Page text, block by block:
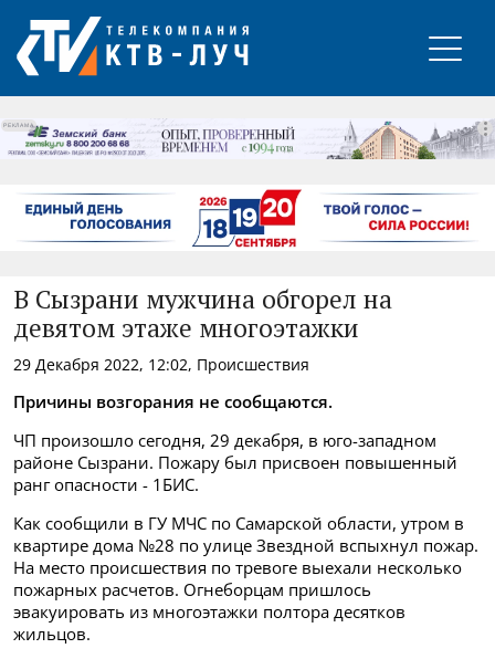
РЕКЛАМА
В Сызрани мужчина обгорел на
девятом этаже многоэтажки
29 Декабря 2022, 12:02, Происшествия
Причины возгорания не сообщаются.
ЧП произошло сегодня, 29 декабря, в юго-западном
районе Сызрани. Пожару был присвоен повышенный
ранг опасности - 1БИС.
Как сообщили в ГУ МЧС по Самарской области, утром в
квартире дома №28 по улице Звездной вспыхнул пожар.
На место происшествия по тревоге выехали несколько
пожарных расчетов. Огнеборцам пришлось
эвакуировать из многоэтажки полтора десятков
жильцов.